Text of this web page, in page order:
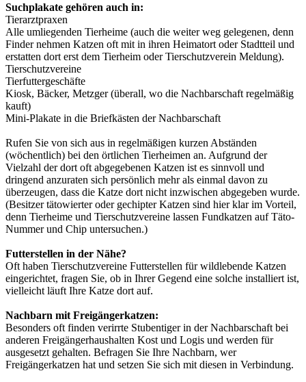
Suchplakate gehören auch in:
Tierarztpraxen
Alle umliegenden Tierheime (auch die weiter weg gelegenen, denn
Finder nehmen Katzen oft mit in ihren Heimatort oder Stadtteil und
erstatten dort erst dem Tierheim oder Tierschutzverein Meldung).
Tierschutzvereine
Tierfuttergeschäfte
Kiosk, Bäcker, Metzger (überall, wo die Nachbarschaft regelmäßig
kauft)
Mini-Plakate in die Briefkästen der Nachbarschaft
Rufen Sie von sich aus in regelmäßigen kurzen Abständen
(wöchentlich) bei den örtlichen Tierheimen an. Aufgrund der
Vielzahl der dort oft abgegebenen Katzen ist es sinnvoll und
dringend anzuraten sich persönlich mehr als einmal davon zu
überzeugen, dass die Katze dort nicht inzwischen abgegeben wurde.
(Besitzer tätowierter oder gechipter Katzen sind hier klar im Vorteil,
denn Tierheime und Tierschutzvereine lassen Fundkatzen auf Täto-
Nummer und Chip untersuchen.)
Futterstellen in der Nähe?
Oft haben Tierschutzvereine Futterstellen für wildlebende Katzen
eingerichtet, fragen Sie, ob in Ihrer Gegend eine solche installiert ist,
vielleicht läuft Ihre Katze dort auf.
Nachbarn mit Freigängerkatzen:
Besonders oft finden verirrte Stubentiger in der Nachbarschaft bei
anderen Freigängerhaushalten Kost und Logis und werden für
ausgesetzt gehalten. Befragen Sie Ihre Nachbarn, wer
Freigängerkatzen hat und setzen Sie sich mit diesen in Verbindung.